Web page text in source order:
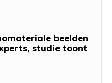
beelden
studie toont